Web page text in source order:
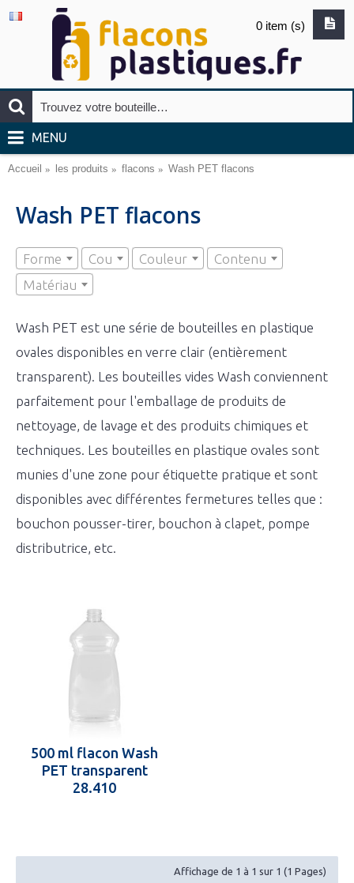
0 item (s)
MENU
Accueil les produits flacons Wash PET flacons
Wash PET flacons
Forme Cou Couleur
Contenu
Matériau
Wash PET est une série de bouteilles en plastique
ovales disponibles en verre clair (entièrement
transparent). Les bouteilles vides Wash conviennent
parfaitement pour l'emballage de produits de
nettoyage, de lavage et des produits chimiques et
techniques. Les bouteilles en plastique ovales sont
munies d'une zone pour étiquette pratique et sont
disponibles avec différentes fermetures telles que :
bouchon pousser-tirer, bouchon à clapet, pompe
distributrice, etc.
500 ml flacon Wash
PET transparent
28.410
Affichage de 1 à 1 sur 1 (1 Pages)